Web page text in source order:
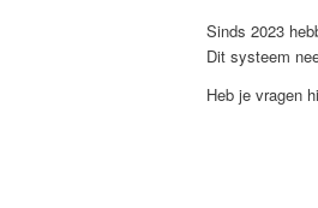
Sinds 2023
Dit systeem
Heb je vragen